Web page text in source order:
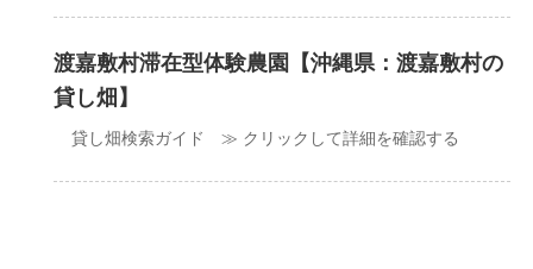
渡嘉敷村滞在型体験農園【沖縄県：渡嘉敷村の
貸し畑】
貸し畑検索ガイド ≫ クリックして詳細を確認する